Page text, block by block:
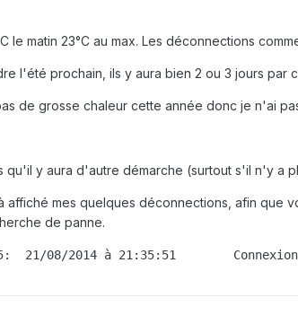
le matin 23°C au max. Les déconnections
l'été prochain, ils y aura bien 2 ou 3 jours par
de grosse chaleur cette année donc je n'ai
qu'il y aura d'autre démarche (surtout s'il n'y a
affiché mes quelques déconnections, afin que
de panne.
21/08/2014 à 21:35:51